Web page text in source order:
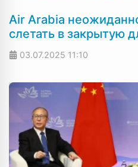
Air Arabia
слетать в закрытую
03.07.2025 11:10